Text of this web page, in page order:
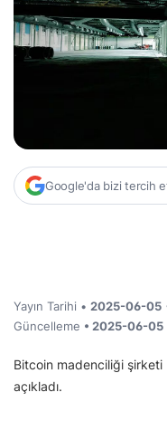
Google'da bizi tercih
Yayın Tarihi • 2025-06-05
Güncelleme • 2025-06-05
Bitcoin madenciliği şirketi
açıkladı.